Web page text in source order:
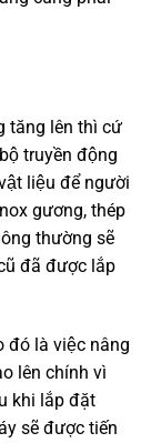
tăng lên thì cứ
truyền động
liệu để người
gương, thép
thường sẽ
đã được lắp
đó là việc nâng
lên chính vì
khi lắp đặt
sẽ được tiến